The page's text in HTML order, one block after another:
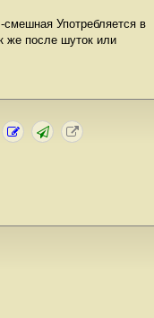
Употребляется в
же после шуток или